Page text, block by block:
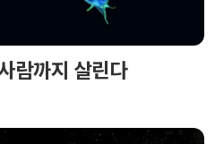
람까지 살린다